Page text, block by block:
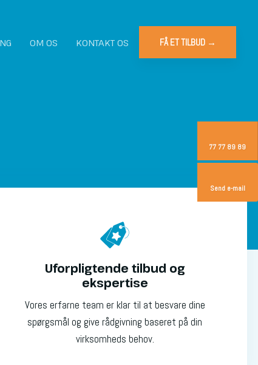
77 77 89 89
Send e-mail
OM OS KONTAKT OS FÅ ET TILBUD →​
Uforpligtende tilbud og
ekspertise
Vores erfarne team er klar til at besvare dine
spørgsmål og give rådgivning baseret på din
virksomheds behov.